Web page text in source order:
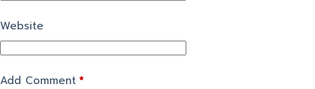
Website
Add Comment *